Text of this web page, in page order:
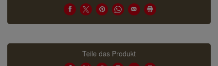
Teile das Produkt